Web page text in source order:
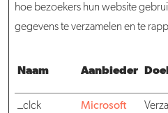
hoe bezoekers hun website
gegevens te verzamelen en te
Naam Aanbieder Doel
_clck Microsoft